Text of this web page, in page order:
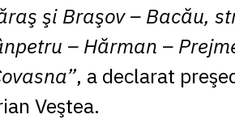
şi Braşov – Bacău,
– Hărman –
, a declarat
Veştea.